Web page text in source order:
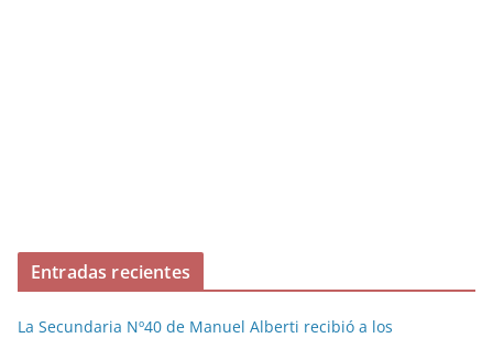
Entradas recientes
La Secundaria Nº40 de Manuel Alberti recibió a los